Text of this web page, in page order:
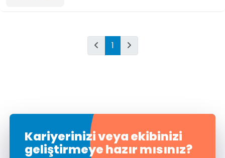
1
Kariyerinizi veya ekibinizi
geliştirmeye hazır mısınız?